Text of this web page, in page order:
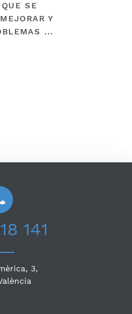
SE
Y
...
141
3,